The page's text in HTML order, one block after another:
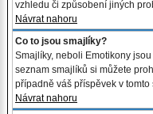
vzhledu či způsobení jiných
Návrat nahoru
Co to jsou smajlíky?
Smajlíky, neboli Emotikony
seznam smajlíků si můžete
případně váš příspěvek v tomto
Návrat nahoru